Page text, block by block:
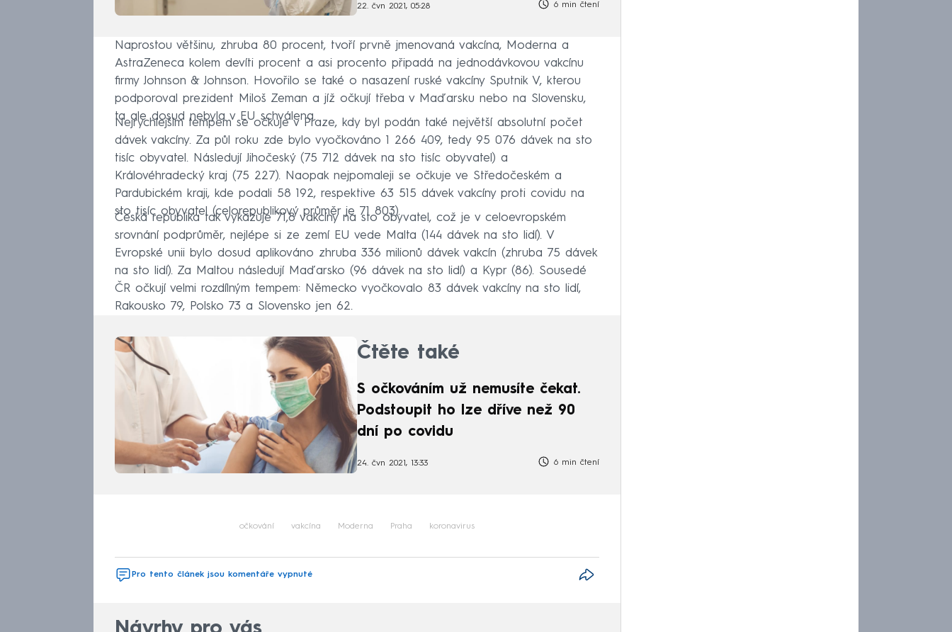
22. čvn 2021, 05:28 6 min čtení
Naprostou většinu, zhruba 80 procent, tvoří prvně jmenovaná vakcína, Moderna a
AstraZeneca kolem devíti procent a asi procento připadá na jednodávkovou vakcínu
firmy Johnson & Johnson. Hovořilo se také o nasazení ruské vakcíny Sputnik V, kterou
podporoval prezident Miloš Zeman a jíž očkují třeba v Maďarsku nebo na Slovensku,
ta ale dosud nebyla v EU schválena.
Nejrychlejším tempem se očkuje v Praze, kdy byl podán také největší absolutní počet
dávek vakcíny. Za půl roku zde bylo vyočkováno 1 266 409, tedy 95 076 dávek na sto
tisíc obyvatel. Následují Jihočeský (75 712 dávek na sto tisíc obyvatel) a
Královéhradecký kraj (75 227). Naopak nejpomaleji se očkuje ve Středočeském a
Pardubickém kraji, kde podali 58 192, respektive 63 515 dávek vakcíny proti covidu na
sto tisíc obyvatel (celorepublikový průměr je 71 803).
Česká republika tak vykazuje 71,8 vakcíny na sto obyvatel, což je v celoevropském
srovnání podprůměr, nejlépe si ze zemí EU vede Malta (144 dávek na sto lidí). V
Evropské unii bylo dosud aplikováno zhruba 336 milionů dávek vakcín (zhruba 75 dávek
na sto lidí). Za Maltou následují Maďarsko (96 dávek na sto lidí) a Kypr (86). Sousedé
ČR očkují velmi rozdílným tempem: Německo vyočkovalo 83 dávek vakcíny na sto lidí,
Rakousko 79, Polsko 73 a Slovensko jen 62.
Čtěte také
S očkováním už nemusíte čekat.
Podstoupit ho lze dříve než 90
dní po covidu
24. čvn 2021, 13:33 6 min čtení
očkování vakcína Moderna Praha koronavirus
Pro tento článek jsou komentáře vypnuté